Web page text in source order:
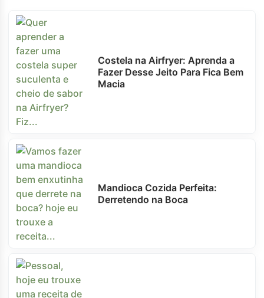
Costela na Airfryer: Aprenda a
Fazer Desse Jeito Para Fica Bem
Macia
Mandioca Cozida Perfeita:
Derretendo na Boca